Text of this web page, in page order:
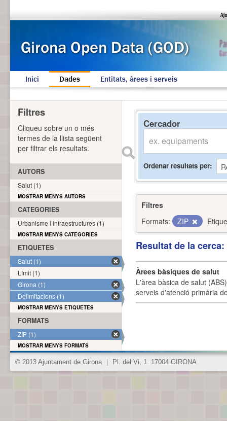
Inici Dades Entitats, àrees i serveis
Cercador
Ordenar resultats per
Filtres
Formats:
ZIP
Resultat de la
Àrees bàsiques de salut
L'àrea bàsica de salut
serveis d'atenció primària
Filtres
Cliqueu sobre un o més
termes de la llista següent
per filtrar els resultats.
AUTORS
Salut (1)
MOSTRAR MENYS AUTORS
CATEGORIES
Urbanisme i infraestructures (1)
MOSTRAR MENYS CATEGORIES
ETIQUETES
Salut (1)
Límit (1)
Girona (1)
Delimitacions (1)
MOSTRAR MENYS ETIQUETES
FORMATS
ZIP (1)
MOSTRAR MENYS FORMATS
© 2013 Ajuntament de Girona Pl. del Vi, 1. 17004 GIRONA